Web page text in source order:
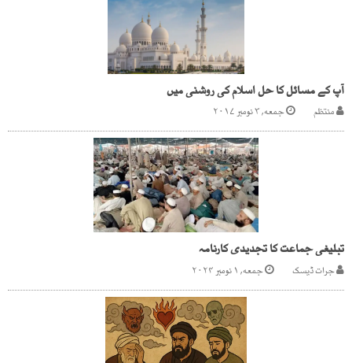
آپ کے مسائل کا حل اسلام کی روشنی میں
منتظم جمعه, ۳ نومبر ۲۰۱۷
تبلیغی جماعت کا تجدیدی کارنامہ
جرات ڈیسک جمعه, ۱ نومبر ۲۰۲۴